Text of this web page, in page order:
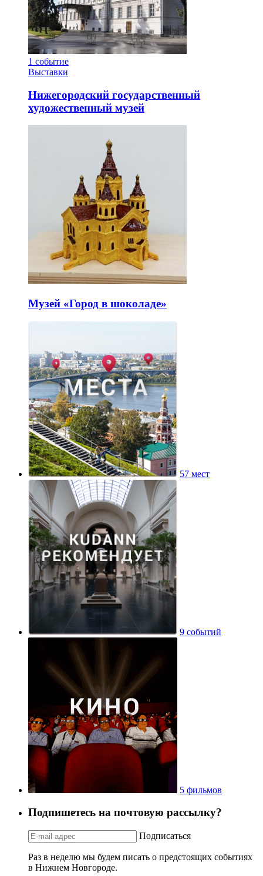
1 событие
Выставки
Нижегородский государственный
художественный музей
Музей «Город в шоколаде»
57 мест
9 событий
5 фильмов
Подпишетесь на почтовую рассылку?
Подписаться
Раз в неделю мы будем писать о предстоящих событиях
в Нижнем Новгороде.